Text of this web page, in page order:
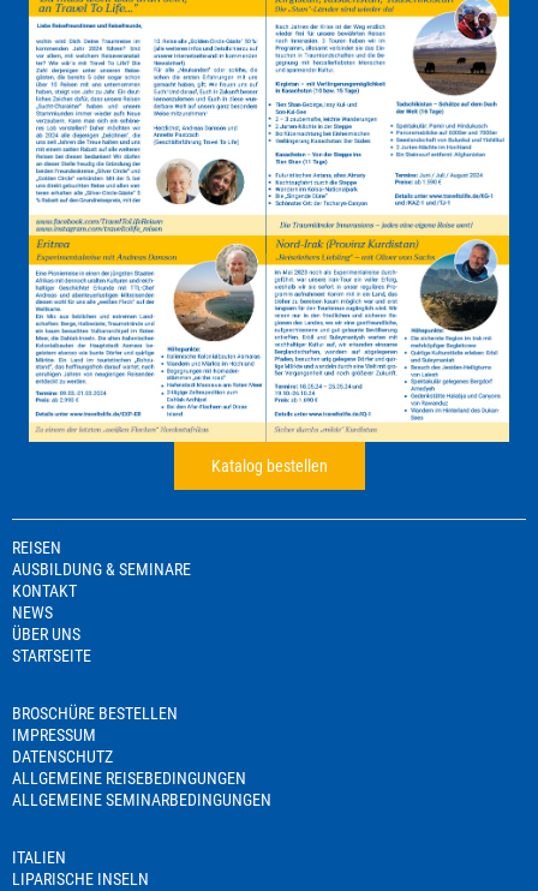
Katalog bestellen
REISEN
AUSBILDUNG & SEMINARE
KONTAKT
NEWS
ÜBER UNS
STARTSEITE
BROSCHÜRE BESTELLEN
IMPRESSUM
DATENSCHUTZ
ALLGEMEINE REISEBEDINGUNGEN
ALLGEMEINE SEMINARBEDINGUNGEN
ITALIEN
LIPARISCHE INSELN